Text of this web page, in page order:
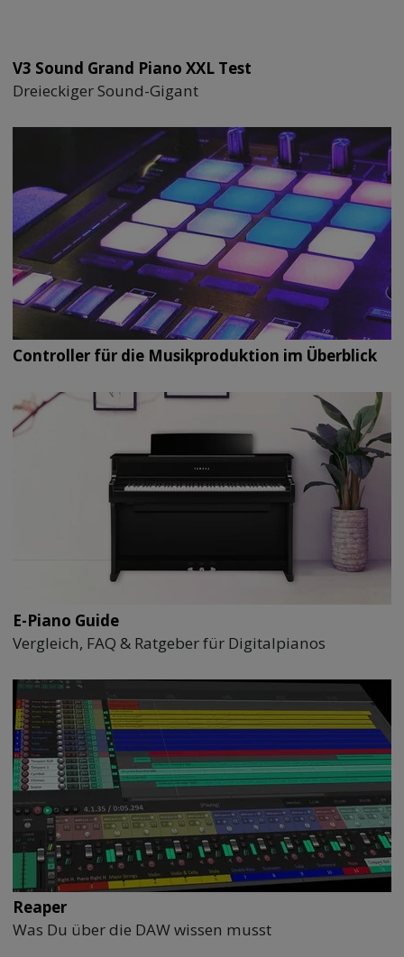
V3 Sound Grand Piano XXL Test
Dreieckiger Sound-Gigant
Controller für die Musikproduktion im Überblick
E-Piano Guide
Vergleich, FAQ & Ratgeber für Digitalpianos
Reaper
Was Du über die DAW wissen musst